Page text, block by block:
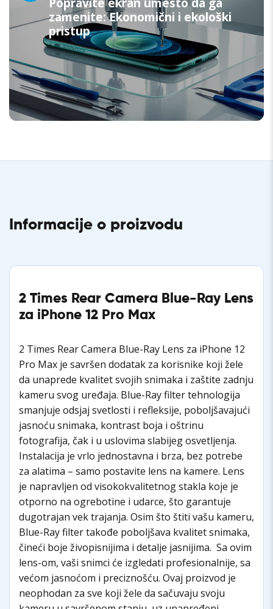
zamenite: Ekonomični i ekološki
pristup
Informacije o proizvodu
2 Times Rear Camera Blue-Ray Lens
za iPhone 12 Pro Max
2 Times Rear Camera Blue-Ray Lens za iPhone 12
Pro Max je savršen dodatak za korisnike koji žele
da unaprede kvalitet svojih snimaka i zaštite zadnju
kameru svog uređaja. Blue-Ray filter tehnologija
smanjuje odsjaj svetlosti i refleksije, poboljšavajući
jasnoću snimaka, kontrast boja i oštrinu
fotografija, čak i u uslovima slabijeg osvetljenja.
Instalacija je vrlo jednostavna i brza, bez potrebe
za alatima – samo postavite lens na kamere. Lens
je napravljen od visokokvalitetnog stakla koje je
otporno na ogrebotine i udarce, što garantuje
dugotrajan vek trajanja. Osim što štiti vašu kameru,
Blue-Ray filter takođe poboljšava kvalitet snimaka,
čineći boje živopisnijima i detalje jasnijima. Sa ovim
lens-om, vaši snimci će izgledati profesionalnije, sa
većom jasnoćom i preciznošću. Ovaj proizvod je
neophodan za sve koji žele da sačuvaju svoju